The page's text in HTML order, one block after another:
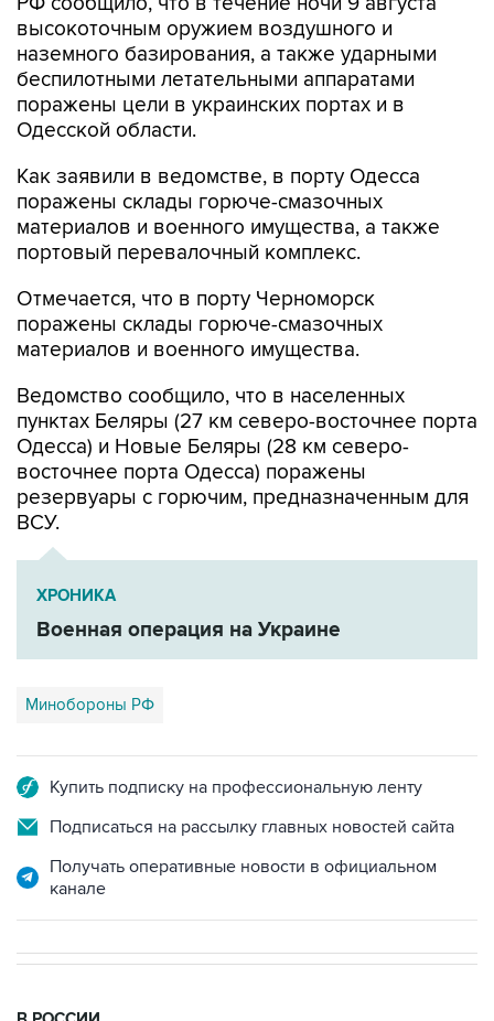
высокоточным оружием воздушного и
наземного базирования, а также ударными
беспилотными летательными аппаратами
поражены цели в украинских портах и в
Одесской области.
Как заявили в ведомстве, в порту Одесса
поражены склады горюче-смазочных
материалов и военного имущества, а также
портовый перевалочный комплекс.
Отмечается, что в порту Черноморск
поражены склады горюче-смазочных
материалов и военного имущества.
Ведомство сообщило, что в населенных
пунктах Беляры (27 км северо-восточнее порта
Одесса) и Новые Беляры (28 км северо-
восточнее порта Одесса) поражены
резервуары с горючим, предназначенным для
ВСУ.
ХРОНИКА
Военная операция на Украине
Минобороны РФ
Купить подписку на профессиональную ленту
Подписаться на рассылку главных новостей сайта
Получать оперативные новости в официальном
канале